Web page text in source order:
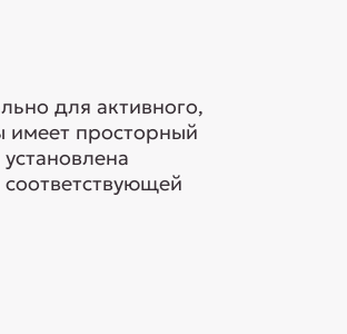
для активного,
имеет просторный